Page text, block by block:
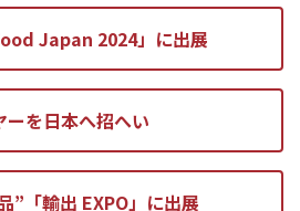
Japan 2024」に出展
を日本へ招へい
”「輸出 EXPO」に出展